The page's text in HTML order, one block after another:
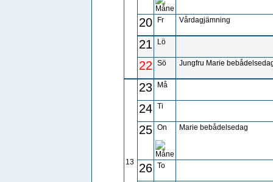
20 Fr Vårdagjämning
21 Lö
22 Sö Jungfru Marie
13
23 Må
24 Ti
25 On Marie bebådelsedag
26 To